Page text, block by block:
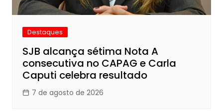
Destaques
SJB alcança sétima Nota A
consecutiva no CAPAG e Carla
Caputi celebra resultado
7 de agosto de 2026